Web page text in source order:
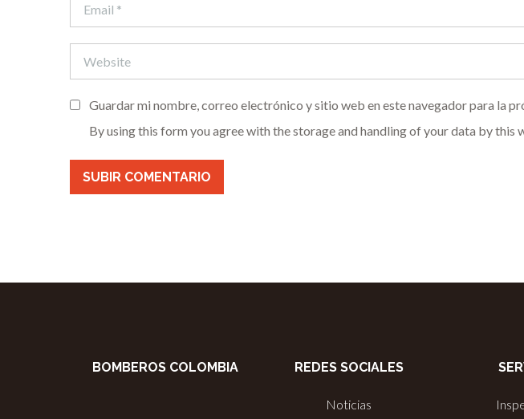
Guardar mi nombre, correo electrónico y sitio web en este navegador para la
By using this form you agree with the storage and handling of your data by this
BOMBEROS COLOMBIA REDES SOCIALES
Noticias